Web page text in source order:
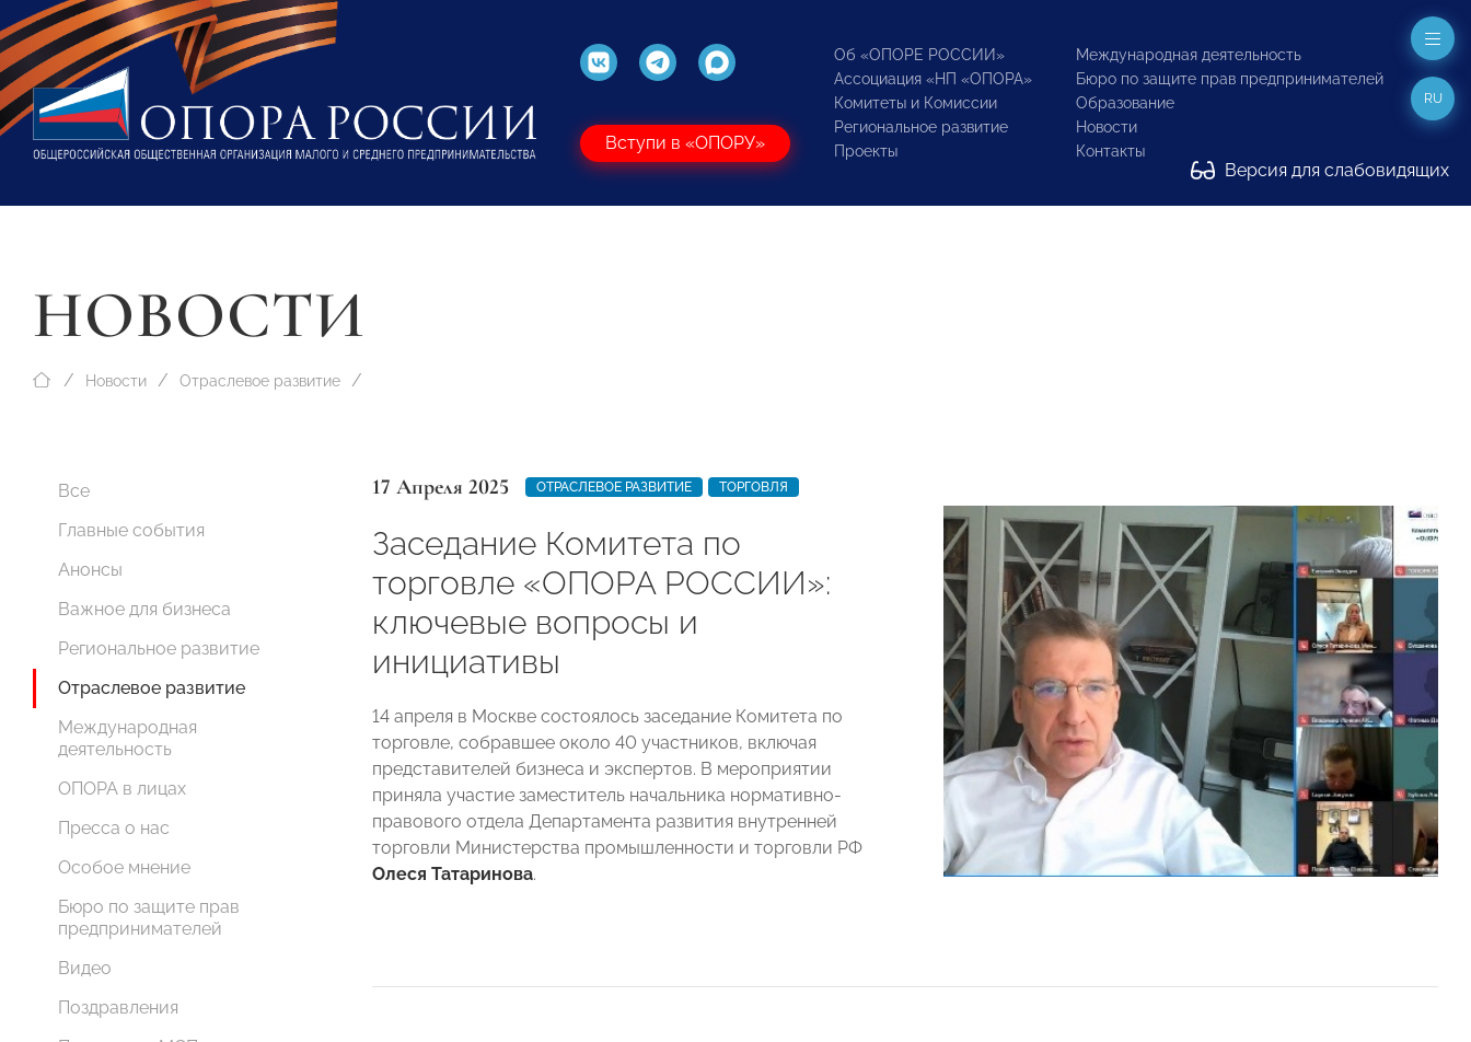
Вступи в «ОПОРУ»
Об «ОПОРЕ РОССИИ»
Ассоциация «НП «ОПОРА»
Комитеты и Комиссии
Региональное развитие
Проекты
Международная деятельность
Бюро по защите прав предпринимателей
Образование
Новости
Контакты
Версия для слабовидящих
RU
НОВОСТИ
Новости Отраслевое развитие
Все
Главные события
Анонсы
Важное для бизнеса
Региональное развитие
Отраслевое развитие
Международная
деятельность
ОПОРА в лицах
Пресса о нас
Особое мнение
Бюро по защите прав
предпринимателей
Видео
Поздравления
17 Апреля 2025 ОТРАСЛЕВОЕ РАЗВИТИЕ ТОРГОВЛЯ
Заседание Комитета по
торговле «ОПОРА РОССИИ»:
ключевые вопросы и
инициативы
14 апреля в Москве состоялось заседание Комитета по
торговле, собравшее около 40 участников, включая
представителей бизнеса и экспертов. В мероприятии
приняла участие заместитель начальника нормативно-
правового отдела Департамента развития внутренней
торговли Министерства промышленности и торговли РФ
Олеся Татаринова.